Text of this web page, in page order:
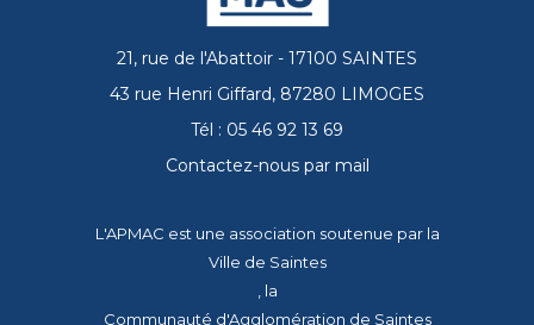
21, rue de l'Abattoir - 17100 SAINTES
43 rue Henri Giffard, 87280 LIMOGES
Tél : 05 46 92 13 69
Contactez-nous par mail
L'APMAC est une association soutenue par la
Ville de Saintes
, la
Communauté d'Agglomération de Saintes